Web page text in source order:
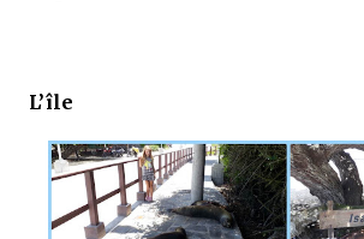
L’île